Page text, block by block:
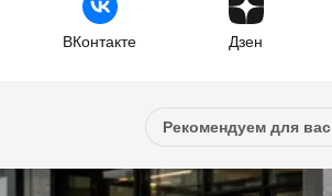
ВКонтакте Дзен
Рекомендуем для вас